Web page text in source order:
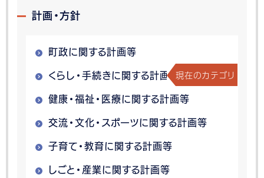
計画・方針
町政に関する計画等
くらし・手続きに関する計画等現在のカテゴリ
健康・福祉・医療に関する計画等
交流・文化・スポーツに関する計画等
子育て・教育に関する計画等
しごと・産業に関する計画等